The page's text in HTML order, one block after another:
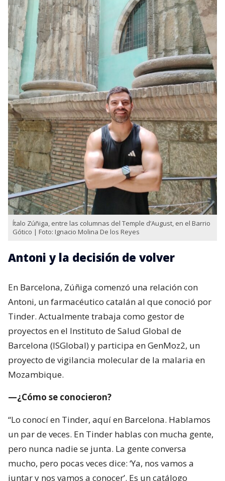
Ítalo Zúñiga, entre las columnas del Temple d’August, en el Barrio
Gótico | Foto: Ignacio Molina De los Reyes
Antoni y la decisión de volver
En Barcelona, Zúñiga comenzó una relación con
Antoni, un farmacéutico catalán al que conoció por
Tinder. Actualmente trabaja como gestor de
proyectos en el Instituto de Salud Global de
Barcelona (ISGlobal) y participa en GenMoz2, un
proyecto de vigilancia molecular de la malaria en
Mozambique.
—¿Cómo se conocieron?
“Lo conocí en Tinder, aquí en Barcelona. Hablamos
un par de veces. En Tinder hablas con mucha gente,
pero nunca nadie se junta. La gente conversa
mucho, pero pocas veces dice: ‘Ya, nos vamos a
juntar y nos vamos a conocer’. Es un catálogo